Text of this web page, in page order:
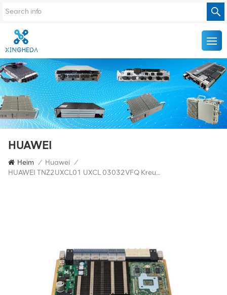
HUAWEI
Heim / Huawei /
HUAWEI TNZ2UXCL01 UXCL 03032VFQ Kreuzverbindungsplatine